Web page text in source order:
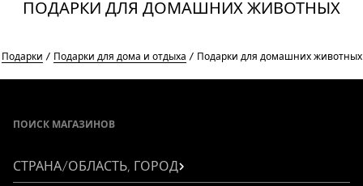
ПОДАРКИ ДЛЯ ДОМАШНИХ ЖИВОТНЫХ
Подарки Подарки для дома и отдыха Подарки для домашних животных
ПОИСК МАГАЗИНОВ
СТРАНА/ОБЛАСТЬ, ГОРОД